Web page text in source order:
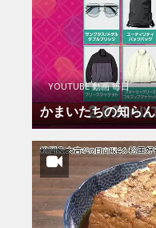
YOUTUBE 動画 毎日
かまいたちの知ら